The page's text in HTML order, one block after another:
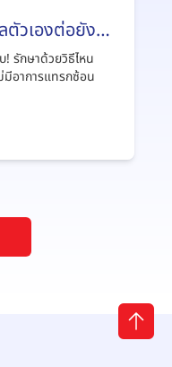
วเองต่อยังไง
! รักษาด้วยวิธีไหน
มีอาการแทรกซ้อน